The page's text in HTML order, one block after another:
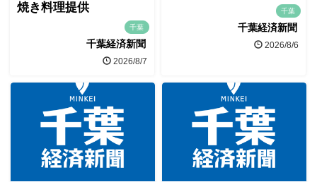
焼き料理提供
千葉
千葉経済新聞
2026/8/7
千葉
千葉経済新聞
2026/8/6